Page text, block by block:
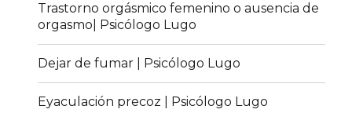
Trastorno orgásmico femenino o ausencia de
orgasmo| Psicólogo Lugo
Dejar de fumar | Psicólogo Lugo
Eyaculación precoz | Psicólogo Lugo